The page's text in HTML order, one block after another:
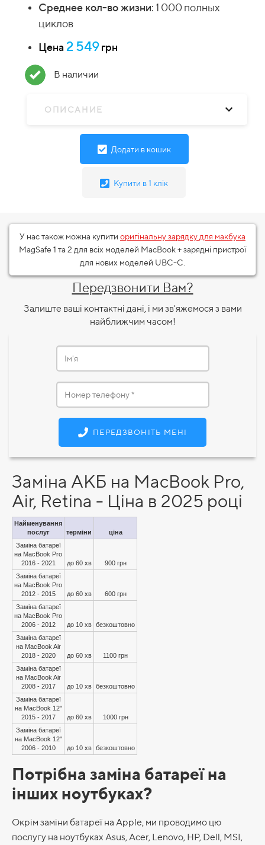
Среднее кол-во жизни: 1 000 полных
циклов
Цена 2 549грн
В наличии
ОПИСАНИЕ
Додати в кошик
Купити в 1 клік
У нас також можна купити оригінальну зарядку для макбука
MagSafe 1 та 2 для всіх моделей MacBook + зарядні пристрої
для нових моделей UBC-C.
Передзвонити Вам?
Залиште ваші контактні дані, і ми зв'яжемося з вами
найближчим часом!
ПЕРЕДЗВОНІТЬ МЕНІ
Заміна АКБ на MacBook Pro,
Air, Retina - Ціна в 2025 році
Найменування
послуг
терміни
ціна
Заміна батареї
на MacBook Pro
2016 - 2021
до 60 хв
900 грн
Заміна батареї
на MacBook Pro
2012 - 2015
до 60 хв
600 грн
Заміна батареї
на MacBook Pro
2006 - 2012
до 10 хв
безкоштовно
Заміна батареї
на MacBook Air
2018 - 2020
до 60 хв
1100 грн
Заміна батареї
на MacBook Air
2008 - 2017
до 10 хв
безкоштовно
Заміна батареї
на MacBook 12"
2015 - 2017
до 60 хв
1000 грн
Заміна батареї
на MacBook 12"
2006 - 2010
до 10 хв безкоштовно
Потрібна заміна батареї на
інших ноутбуках?
Окрім заміни батареї на Apple, ми проводимо цю
послугу на ноутбуках Asus, Acer, Lenovo, HP, Dell, MSI,